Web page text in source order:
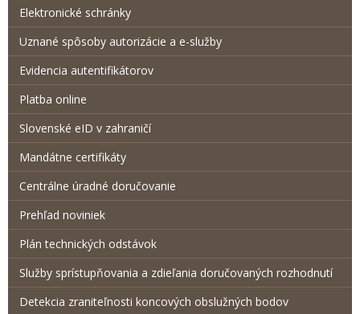
Elektronické schránky
Uznané spôsoby autorizácie a e-služby
Evidencia autentifikátorov
Platba online
Slovenské eID v zahraničí
Mandátne certifikáty
Centrálne úradné doručovanie
Prehľad noviniek
Plán technických odstávok
Služby sprístupňovania a zdieľania doručovaných rozhodnutí
Detekcia zraniteľnosti koncových obslužných bodov